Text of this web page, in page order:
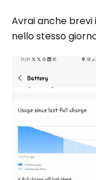
Avrai anche brevi
nello stesso